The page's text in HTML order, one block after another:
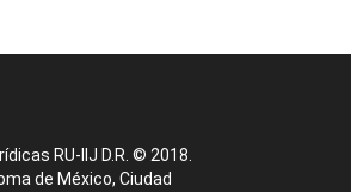
RU-IIJ D.R. © 2018.
de México, Ciudad